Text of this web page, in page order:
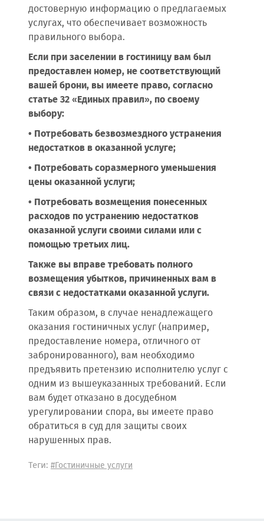
достоверную информацию о предлагаемых
услугах, что обеспечивает возможность
правильного выбора.
Если при заселении в гостиницу вам был
предоставлен номер, не соответствующий
вашей брони, вы имеете право, согласно
статье 32 «Единых правил», по своему
выбору:
• Потребовать безвозмездного устранения
недостатков в оказанной услуге;
• Потребовать соразмерного уменьшения
цены оказанной услуги;
• Потребовать возмещения понесенных
расходов по устранению недостатков
оказанной услуги своими силами или с
помощью третьих лиц.
Также вы вправе требовать полного
возмещения убытков, причиненных вам в
связи с недостатками оказанной услуги.
Таким образом, в случае ненадлежащего
оказания гостиничных услуг (например,
предоставление номера, отличного от
забронированного), вам необходимо
предъявить претензию исполнителю услуг с
одним из вышеуказанных требований. Если
вам будет отказано в досудебном
урегулировании спора, вы имеете право
обратиться в суд для защиты своих
нарушенных прав.
Теги: #Гостиничные услуги